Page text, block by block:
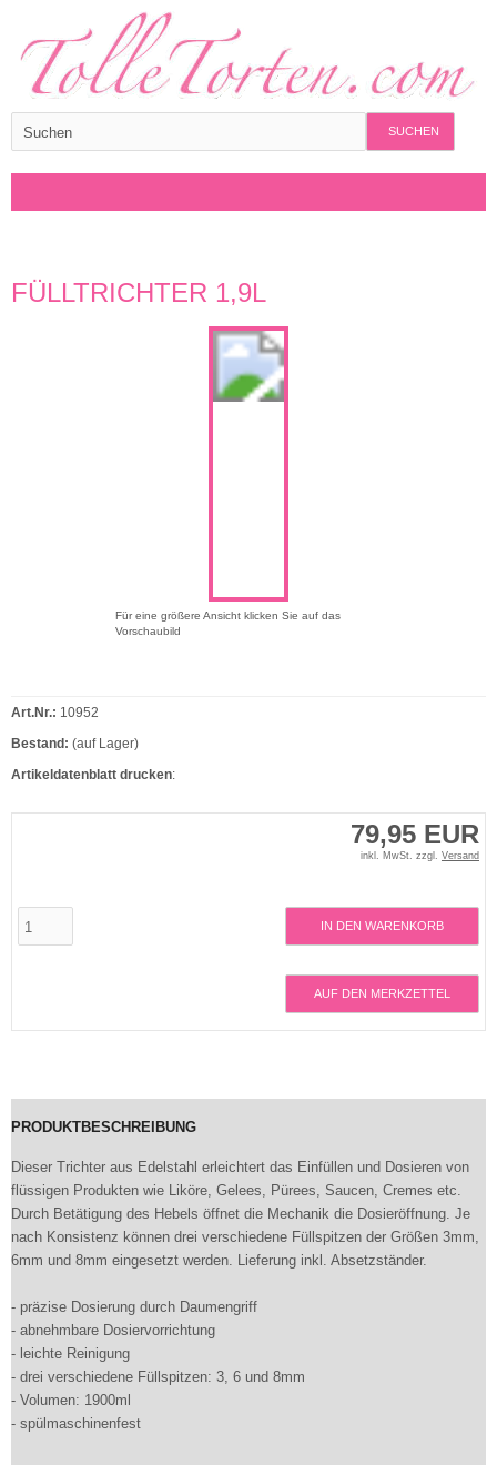
SUCHEN
FÜLLTRICHTER 1,9L
Für eine größere Ansicht klicken Sie auf das
Vorschaubild
79,95 EUR
inkl. MwSt. zzgl. Versand
IN DEN WARENKORB
AUF DEN MERKZETTEL
Art.Nr.: 10952
Bestand: (auf Lager)
Artikeldatenblatt drucken:
PRODUKTBESCHREIBUNG
Dieser Trichter aus Edelstahl erleichtert das Einfüllen und Dosieren von
flüssigen Produkten wie Liköre, Gelees, Pürees, Saucen, Cremes etc.
Durch Betätigung des Hebels öffnet die Mechanik die Dosieröffnung. Je
nach Konsistenz können drei verschiedene Füllspitzen der Größen 3mm,
6mm und 8mm eingesetzt werden. Lieferung inkl. Absetzständer.
- präzise Dosierung durch Daumengriff
- abnehmbare Dosiervorrichtung
- leichte Reinigung
- drei verschiedene Füllspitzen: 3, 6 und 8mm
- Volumen: 1900ml
- spülmaschinenfest